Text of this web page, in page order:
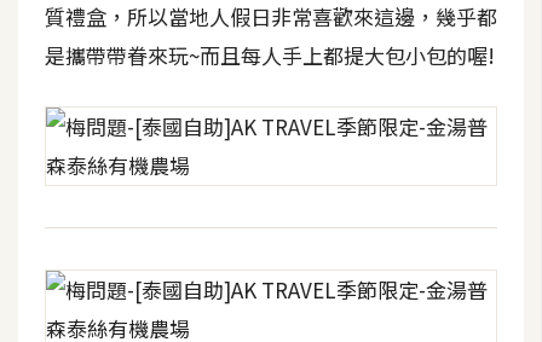
質禮盒，所以當地人假日非常喜歡來這邊，幾乎都
是攜帶帶眷來玩~而且每人手上都提大包小包的喔!